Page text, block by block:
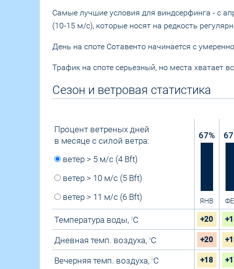
Самые лучшие условия для виндсерфинга - с
(10-15 м/с), которые носят на редкость
День на споте Сотавенто начинается с
Трафик на споте серьезный, но места хватает
Сезон и ветровая статистика
Процент ветреных дней
в месяце с силой ветра:
ветер > 5 м/с (4 Bft)
ветер > 10 м/с (5 Bft)
ветер > 11 м/с (6 Bft)
67%
ЯНВ
67
Температура воды, OC +20
Дневная темп. воздуха, OC +20
Вечерняя темп. воздуха, OC +18